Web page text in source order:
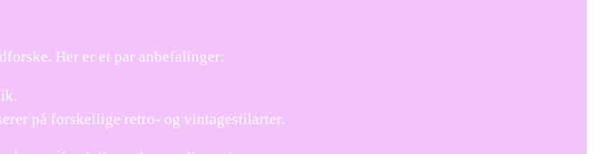
Her er et par anbefalinger:
på forskellige retro- og vintagestilarter.